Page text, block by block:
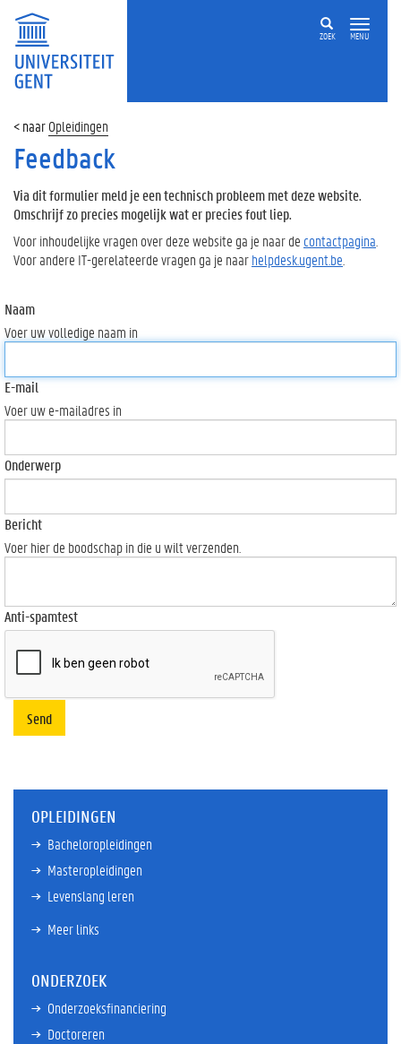
ZOEK MENU
Opleidingen
Feedback
Via dit formulier meld je een technisch probleem met deze website.
Omschrijf zo precies mogelijk wat er precies fout liep.
Voor inhoudelijke vragen over deze website ga je naar de contactpagina
Voor andere IT-gerelateerde vragen ga je naarhelpdesk.ugent.be
Naam
Voer uw volledige naam in
E-mail
Voer uw e-mailadres in
Onderwerp
Bericht
Voer hier de boodschap in die u wilt verzenden.
Anti-spamtest
Send
OPLEIDINGEN
Bacheloropleidingen
Masteropleidingen
Levenslang leren
Meer links
ONDERZOEK
Onderzoeksfinanciering
Doctoreren